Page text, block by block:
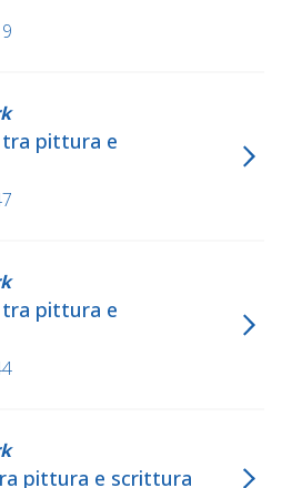
tra pittura e
tra pittura e
pittura e scrittura